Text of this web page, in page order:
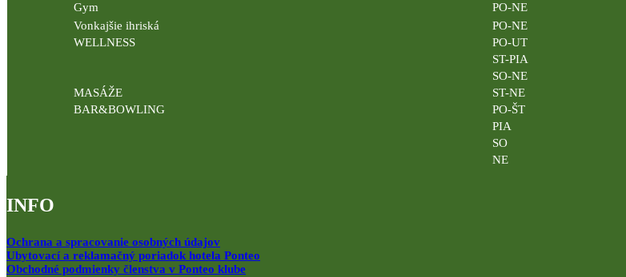
Gym
PO-NE
Vonkajšie ihriská
PO-NE
WELLNESS
PO-UT
ST-PIA
SO-NE
MASÁŽE
ST-NE
BAR&BOWLING
PO-ŠT
PIA
SO
NE
INFO
Ochrana a spracovanie osobných údajov
Ubytovací a reklamačný poriadok hotela Ponteo
Obchodné podmienky členstva v Ponteo klube